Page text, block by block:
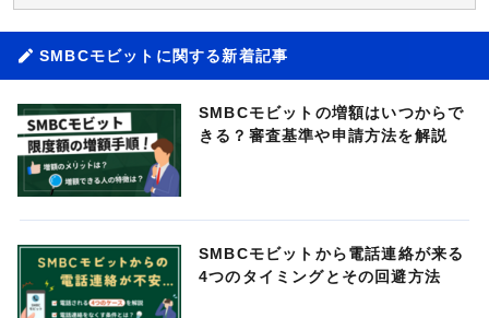
SMBCモビットに関する新着記事
SMBCモビットの増額はいつからで
きる？審査基準や申請方法を解説
SMBCモビットから電話連絡が来る
4つのタイミングとその回避方法